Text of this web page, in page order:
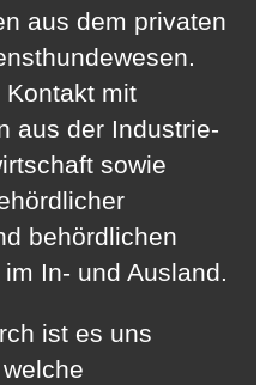
aus dem privaten
mit
aus der Industrie-
sowie
behördlichen
In- und Ausland.
ist es uns